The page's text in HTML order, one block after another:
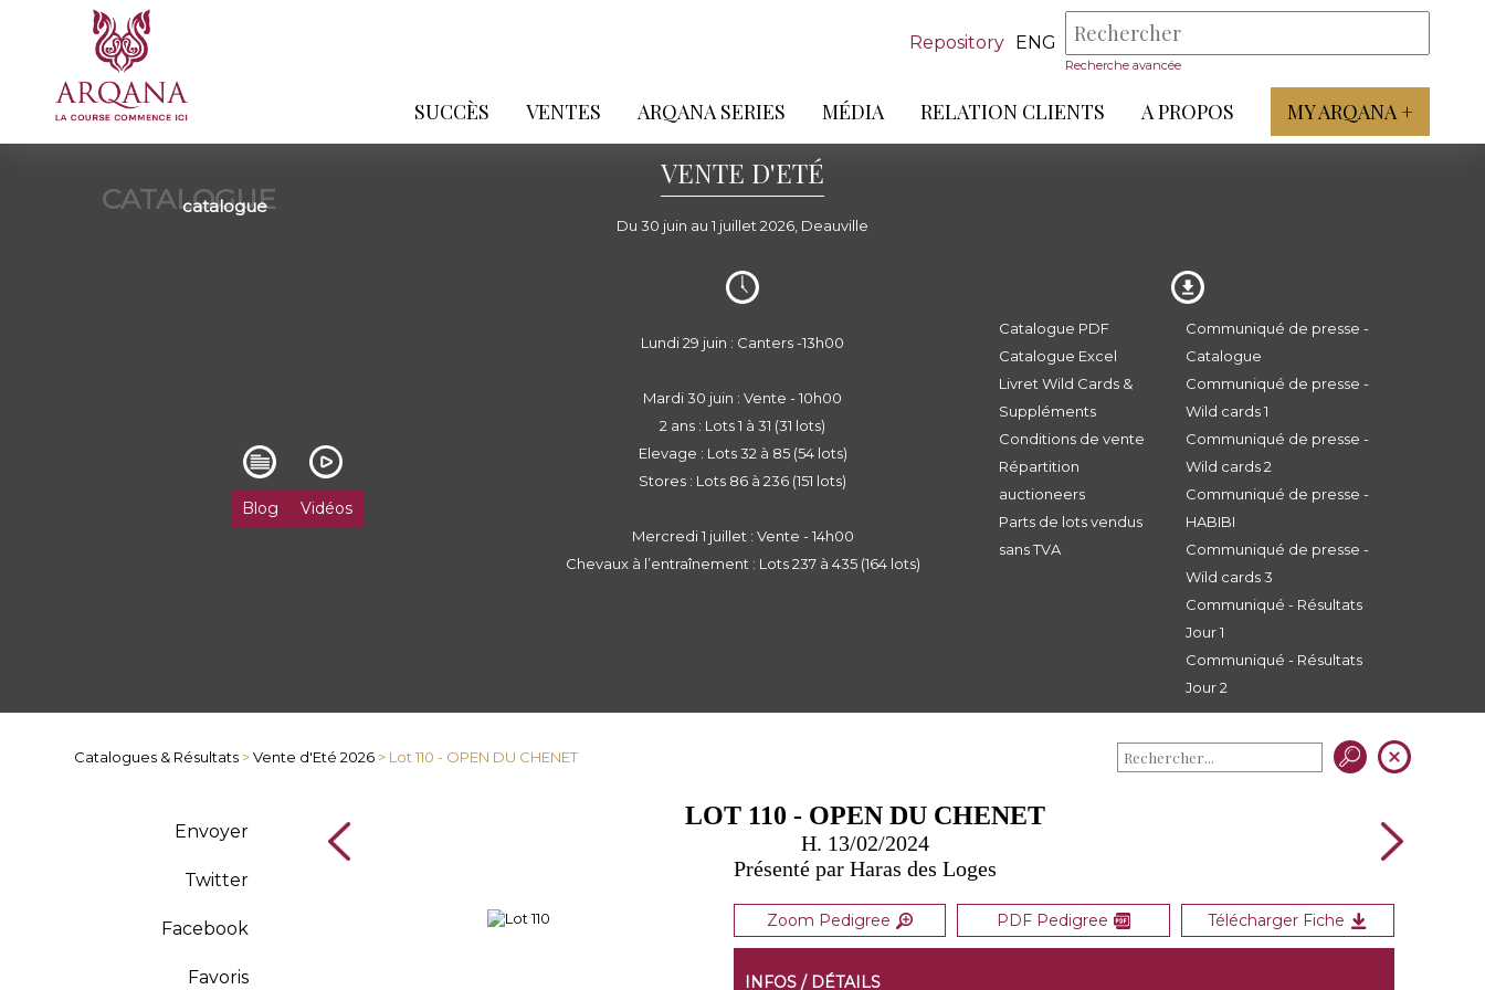
Repository ENG
Recherche avancée
SUCCÈS VENTES ARQANA SERIES MÉDIA RELATION CLIENTS A PROPOS MY ARQANA +
CATALOGUE
catalogue
VENTE D'ETÉ
Du 30 juin au 1 juillet 2026, Deauville
Blog Vidéos
Lundi 29 juin : Canters -13h00
Mardi 30 juin : Vente - 10h00
2 ans : Lots 1 à 31 (31 lots)
Elevage : Lots 32 à 85 (54 lots)
Stores : Lots 86 à 236 (151 lots)
Mercredi 1 juillet : Vente - 14h00
Chevaux à l’entraînement : Lots 237 à 435 (164 lots)
Catalogue PDF
Catalogue Excel
Livret Wild Cards &
Suppléments
Conditions de vente
Répartition
auctioneers
Parts de lots vendus
sans TVA
Communiqué de presse -
Catalogue
Communiqué de presse -
Wild cards 1
Communiqué de presse -
Wild cards 2
Communiqué de presse -
HABIBI
Communiqué de presse -
Wild cards 3
Communiqué - Résultats
Jour 1
Communiqué - Résultats
Jour 2
Catalogues & Résultats >Vente d'Eté 2026 > Lot 110 - OPEN DU CHENET
Envoyer
Twitter
Facebook
Favoris
LOT 110 - OPEN DU CHENET
H. 13/02/2024
Présenté par Haras des Loges
Zoom Pedigree PDF Pedigree Télécharger Fiche
INFOS / DÉTAILS